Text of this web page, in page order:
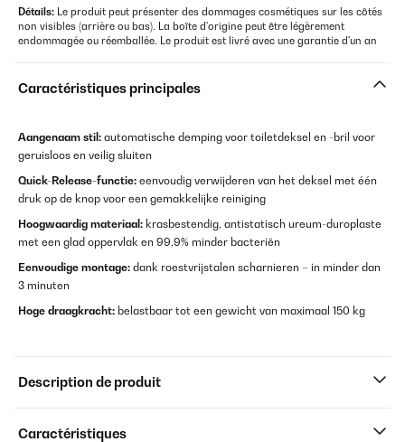
Détails: Le produit peut présenter des dommages cosmétiques sur les côtés
non visibles (arrière ou bas). La boîte d'origine peut être légèrement
endommagée ou réemballée. Le produit est livré avec une garantie d'un an
Caractéristiques principales
Aangenaam stil: automatische demping voor toiletdeksel en -bril voor
geruisloos en veilig sluiten
Quick-Release-functie: eenvoudig verwijderen van het deksel met één
druk op de knop voor een gemakkelijke reiniging
Hoogwaardig materiaal: krasbestendig, antistatisch ureum-duroplaste
met een glad oppervlak en 99,9% minder bacteriën
Eenvoudige montage: dank roestvrijstalen scharnieren – in minder dan
3 minuten
Hoge draagkracht: belastbaar tot een gewicht van maximaal 150 kg
Description de produit
Caractéristiques